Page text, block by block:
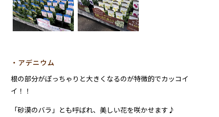
・アデニウム
根の部分がぽっちゃりと大きくなるのが特徴的でカッコイ
イ！！
「砂漠のバラ」とも呼ばれ、美しい花を咲かせます♪